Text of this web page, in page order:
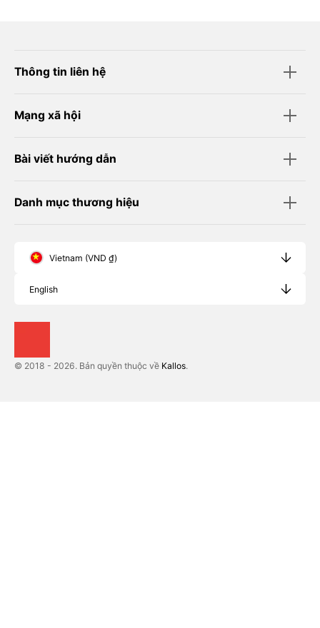
Thông tin liên hệ
Mạng xã hội
Bài viết hướng dẫn
Danh mục thương hiệu
Vietnam (VND ₫)
English
© 2018 - 2026. Bản quyền thuộc về Kallos.